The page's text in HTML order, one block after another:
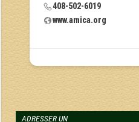
408-502-6019
www.amica.org
ADRESSER UN